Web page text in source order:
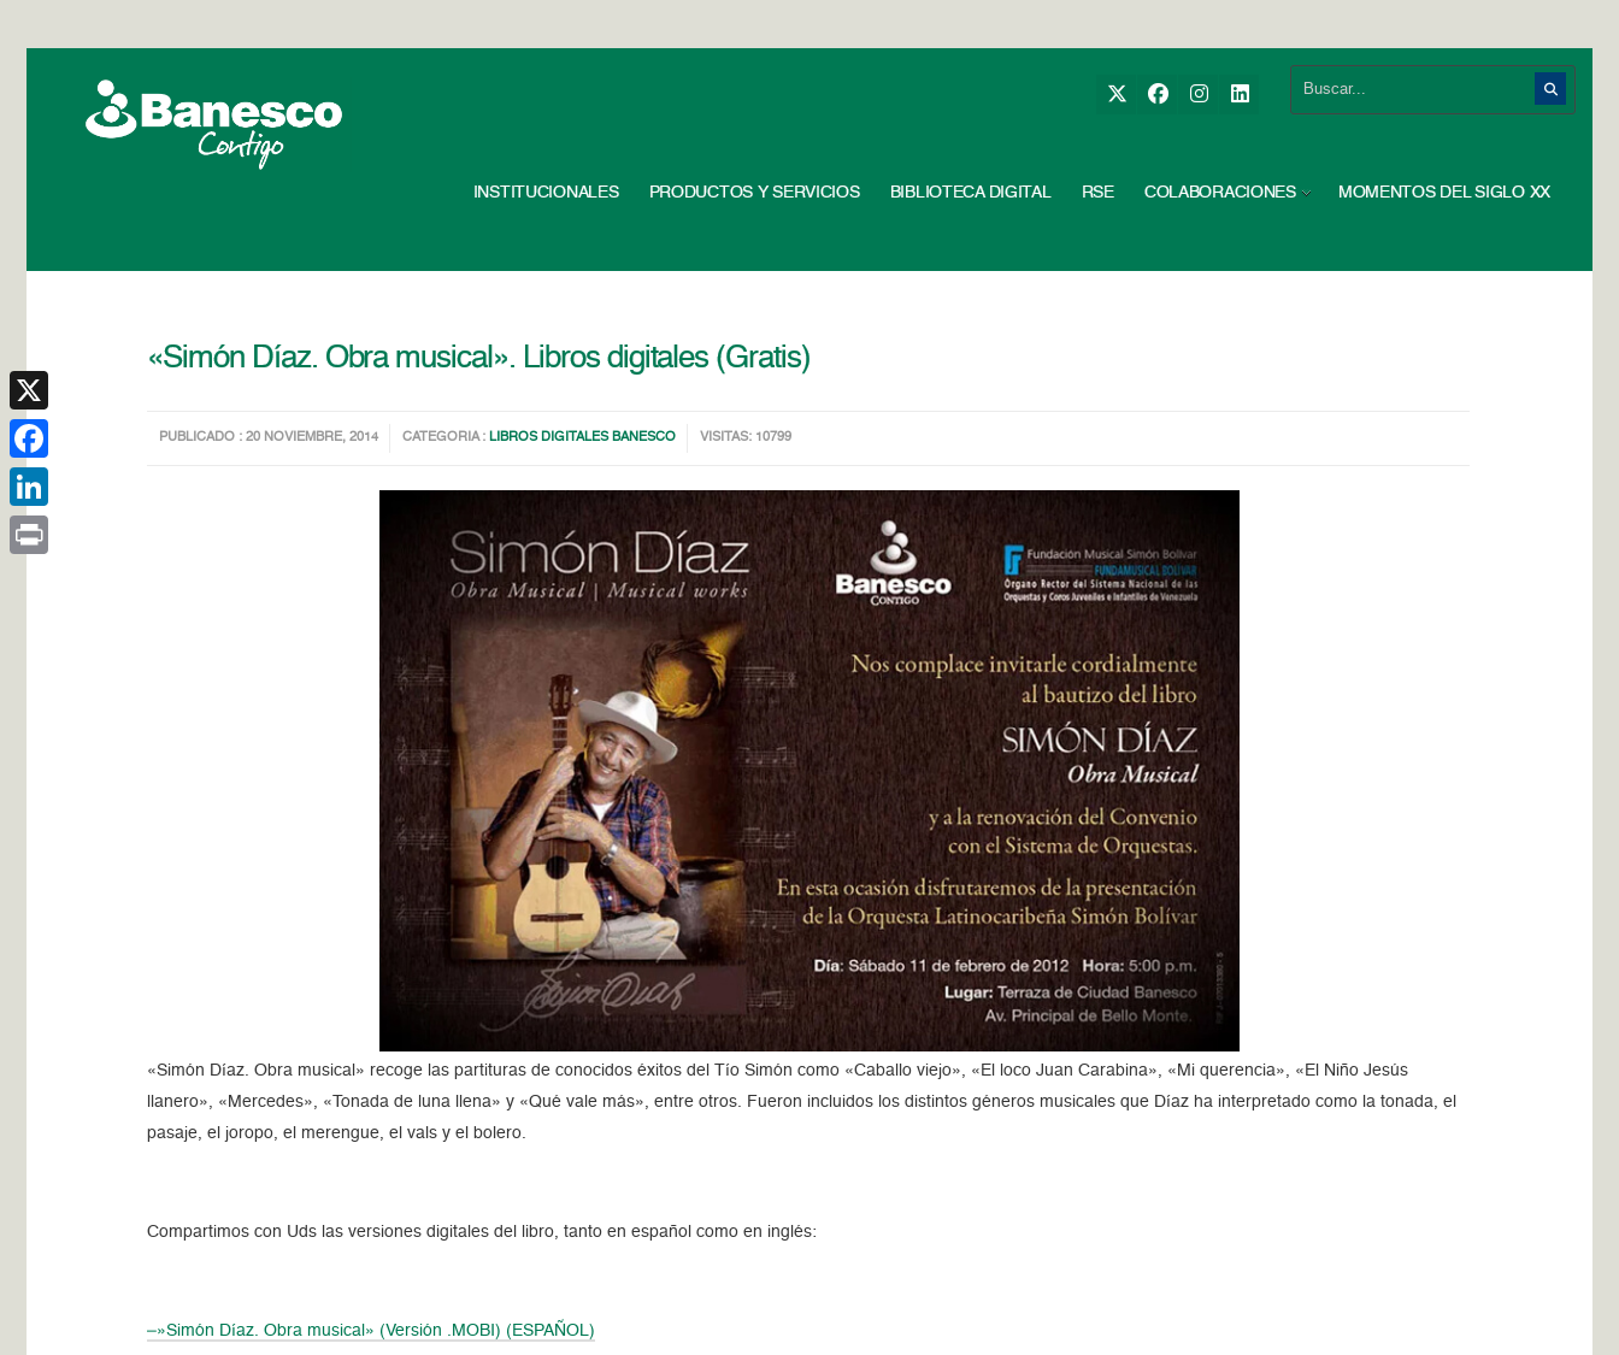
INSTITUCIONALES PRODUCTOS Y SERVICIOS BIBLIOTECA DIGITAL RSE COLABORACIONES MOMENTOS DEL SIGLO XX
«Simón Díaz. Obra musical». Libros digitales (Gratis)
PUBLICADO : 20 NOVIEMBRE, 2014 CATEGORIA : LIBROS DIGITALES BANESCO VISITAS: 10799
«Simón Díaz. Obra musical» recoge las partituras de conocidos éxitos del Tío Simón como «Caballo viejo», «El loco Juan Carabina», «Mi querencia», «El Niño Jesús
llanero», «Mercedes», «Tonada de luna llena» y «Qué vale más», entre otros. Fueron incluidos los distintos géneros musicales que Díaz ha interpretado como la tonada, el
pasaje, el joropo, el merengue, el vals y el bolero.
Compartimos con Uds las versiones digitales del libro, tanto en español como en inglés:
–»Simón Díaz. Obra musical» (Versión .MOBI) (ESPAÑOL)
X
Facebook
LinkedIn